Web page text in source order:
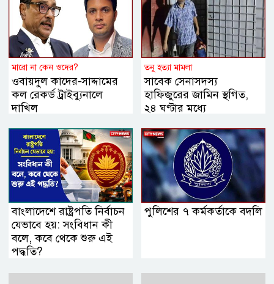
মারো না কেন ওদের?
ওবায়দুল কাদের-সাদ্দামের
কল রেকর্ড ট্রাইব্যুনালে
দাখিল
তনু হত্যা মামলা
সাবেক সেনাসদস্য
হাফিজুরের জামিন স্থগিত,
২৪ ঘণ্টার মধ্যে
বাংলাদেশে রাষ্ট্রপতি নির্বাচন
যেভাবে হয়: সংবিধান কী
বলে, কবে থেকে শুরু এই
পদ্ধতি?
পুলিশের ৭ কর্মকর্তাকে বদলি